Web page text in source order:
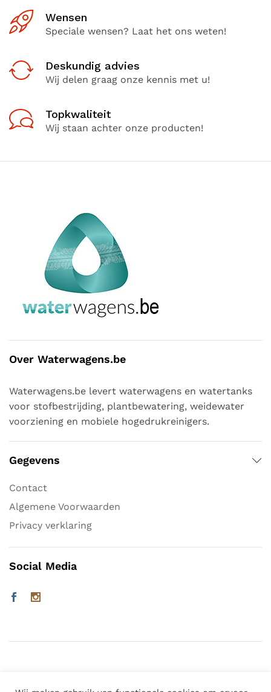
Wensen
Speciale wensen? Laat het ons weten!
Deskundig advies
Wij delen graag onze kennis met u!
Topkwaliteit
Wij staan achter onze producten!
Over Waterwagens.be
Waterwagens.be levert waterwagens en watertanks
voor stofbestrijding, plantbewatering, weidewater
voorziening en mobiele hogedrukreinigers.
Gegevens
Contact
Algemene Voorwaarden
Privacy verklaring
Social Media